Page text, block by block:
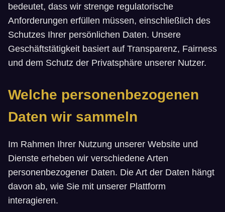
bedeutet, dass wir strenge regulatorische
Anforderungen erfüllen müssen, einschließlich des
Schutzes Ihrer persönlichen Daten. Unsere
Geschäftstätigkeit basiert auf Transparenz, Fairness
und dem Schutz der Privatsphäre unserer Nutzer.
Welche personenbezogenen
Daten wir sammeln
Im Rahmen Ihrer Nutzung unserer Website und
Dienste erheben wir verschiedene Arten
personenbezogener Daten. Die Art der Daten hängt
davon ab, wie Sie mit unserer Plattform
interagieren.